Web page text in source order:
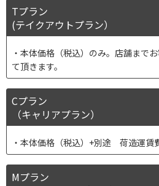
Tプラン
(テイクアウトプラン）
本体価格（税込）のみ。店舗まで
て頂きます。
Cプラン
（キャリアプラン）
本体価格（税込）+別途 荷造運賃
Mプラン